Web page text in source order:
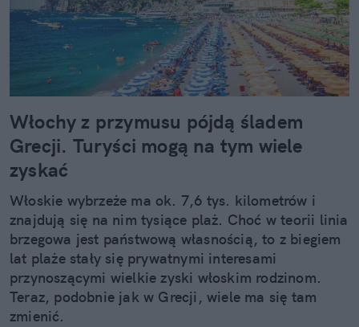
Włochy z przymusu pójdą śladem
Grecji. Turyści mogą na tym wiele
zyskać
Włoskie wybrzeże ma ok. 7,6 tys. kilometrów i
znajdują się na nim tysiące plaż. Choć w teorii linia
brzegowa jest państwową własnością, to z biegiem
lat plaże stały się prywatnymi interesami
przynoszącymi wielkie zyski włoskim rodzinom.
Teraz, podobnie jak w Grecji, wiele ma się tam
zmienić.